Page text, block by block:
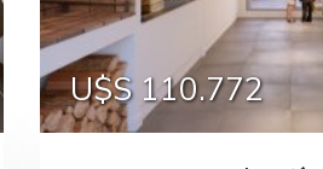
U$S 283.000
U$S 110.772
U$S 98.700